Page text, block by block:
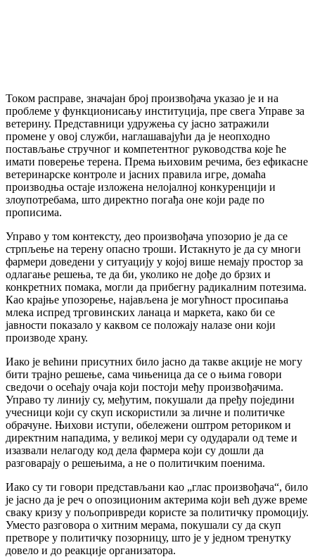
Током расправе, значајан број произвођача указао је и на
проблеме у функционисању институција, пре свега Управе за
ветерину. Представници удружења су јасно затражили
промене у овој служби, наглашавајући да је неопходно
постављање стручног и компетентног руководства које ће
имати поверење терена. Према њиховим речима, без ефикасне
ветеринарске контроле и јасних правила игре, домаћа
производња остаје изложена нелојалној конкуренцији и
злоупотребама, што директно погађа оне који раде по
прописима.
Управо у том контексту, део произвођача упозорио је да се
стрпљење на терену опасно троши. Истакнуто је да су многи
фармери доведени у ситуацију у којој више немају простор за
одлагање решења, те да би, уколико не дође до брзих и
конкретних помака, могли да прибегну радикалним потезима.
Као крајње упозорење, најављена је могућност просипања
млека испред трговинских ланаца и маркета, како би се
јавности показало у каквом се положају налазе они који
производе храну.
Иако је већини присутних било јасно да такве акције не могу
бити трајно решење, сама чињеница да се о њима говори
сведочи о осећају очаја који постоји међу произвођачима.
Управо ту линију су, међутим, покушали да пређу поједини
учесници који су скуп искористили за личне и политичке
обрачуне. Њихови иступи, обележени оштром реториком и
директним нападима, у великој мери су одударали од теме и
изазвали нелагоду код дела фармера који су дошли да
разговарају о решењима, а не о политичким поенима.
Иако су ти говори представљани као „глас произвођача“, било
је јасно да је реч о опозиционим актерима који већ дуже време
сваку кризу у пољопривреди користе за политичку промоцију.
Уместо разговора о хитним мерама, покушали су да скуп
претворе у политичку позорницу, што је у једном тренутку
довело и до реакције организатора.